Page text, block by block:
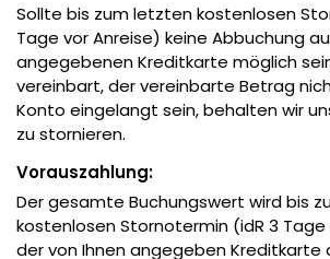
Sollte bis zum letzten kostenlosen
Tage vor Anreise) keine Abbuchung
angegebenen Kreditkarte möglich
vereinbart, der vereinbarte Betrag
Konto eingelangt sein, behalten wir
zu stornieren.
Vorauszahlung:
Der gesamte Buchungswert wird bis
kostenlosen Stornotermin (idR 3
der von Ihnen angegeben Kreditkarte